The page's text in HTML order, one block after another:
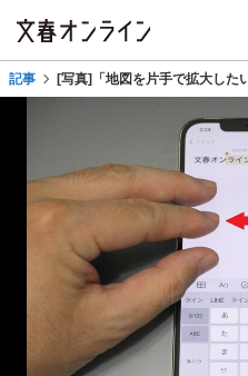
記事 [写真]「地図を片手で拡大し